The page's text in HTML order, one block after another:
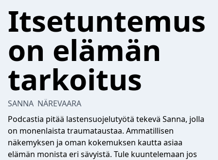
Itsetuntemus
on elämän
tarkoitus
SANNA NÄREVAARA
Podcastia pitää lastensuojelutyötä tekevä Sanna, jolla
on monenlaista traumataustaa. Ammatillisen
näkemyksen ja oman kokemuksen kautta asiaa
elämän monista eri sävyistä. Tule kuuntelemaan jos